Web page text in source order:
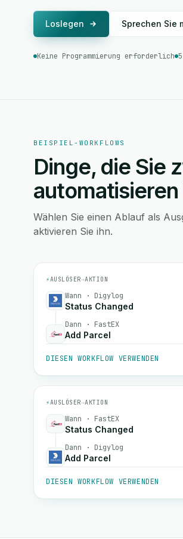
Loslegen Sprechen Sie
Keine Programmierung erforderlich
BEISPIEL-WORKFLOWS
Dinge, die Sie
automatisieren
Wählen Sie einen Ablauf als
aktivieren Sie ihn.
⚡AUSLÖSER→AKTION
Wann · Digylog
Status Changed
Dann · FastEX
Add Parcel
DIESEN WORKFLOW VERWENDEN
⚡AUSLÖSER→AKTION
Wann · FastEX
Status Changed
Dann · Digylog
Add Parcel
DIESEN WORKFLOW VERWENDEN